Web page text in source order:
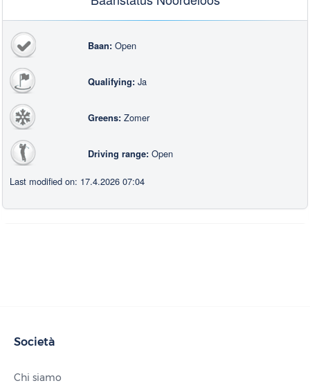
Baan: Open
Qualifying: Ja
Greens: Zomer
Driving range: Open
Last modified on: 17.4.2026 07:04
Società
Chi siamo